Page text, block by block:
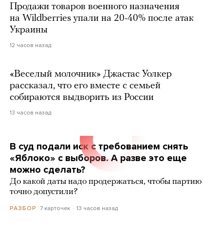
Продажи товаров военного назначения
на Wildberries упали на 20-40% после атак
Украины
12 часов назад
«Веселый молочник» Джастас Уолкер
рассказал, что его вместе с семьей
собираются выдворить из России
13 часов назад
В суд подали иск с требованием снять
«Яблоко» с выборов. А разве это еще
можно сделать?
До какой даты надо продержаться, чтобы партию
точно допустили?
РАЗБОР 7 карточек 13 часов назад